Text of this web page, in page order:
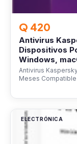
Q 420
Antivirus
Dispositivos
Windows,
Antivirus
Meses
ELECTRÓNICA